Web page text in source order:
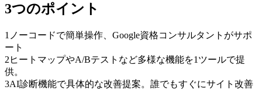
3つのポイント
1 ノーコードで簡単操作、Google資格コンサルタントがサポ
ート
2 ヒートマップやA/Bテストなど多様な機能を1ツールで提
供。
3AI診断機能で具体的な改善提案。誰でもすぐにサイト改善